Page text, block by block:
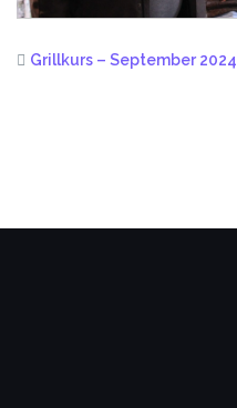
Grillkurs – September 2024